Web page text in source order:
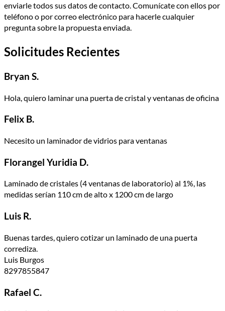
enviarle todos sus datos de contacto. Comunícate con ellos por
teléfono o por correo electrónico para hacerle cualquier
pregunta sobre la propuesta enviada.
Solicitudes Recientes
Bryan S.
Hola, quiero laminar una puerta de cristal y ventanas de oficina
Felix B.
Necesito un laminador de vidrios para ventanas
Florangel Yuridia D.
Laminado de cristales (4 ventanas de laboratorio) al 1%, las
medidas serían 110 cm de alto x 1200 cm de largo
Luis R.
Buenas tardes, quiero cotizar un laminado de una puerta
corrediza.
Luis Burgos
8297855847
Rafael C.